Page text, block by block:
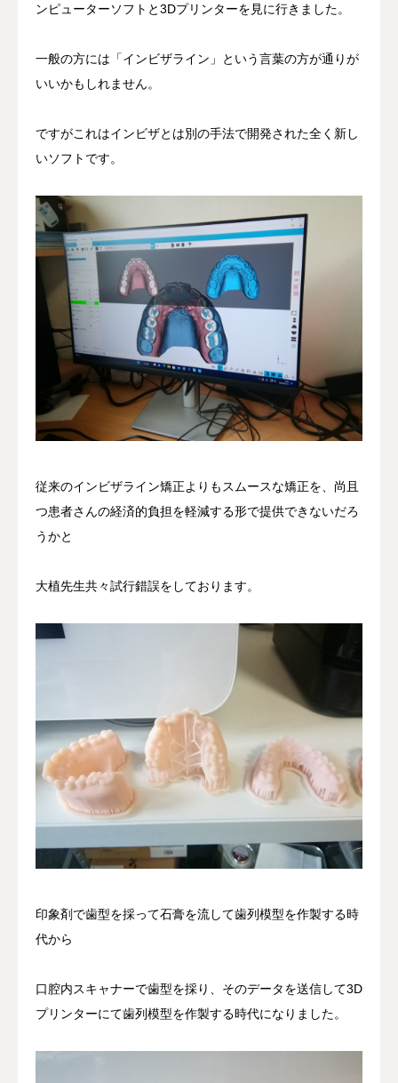
ンピューターソフトと3Dプリンターを見に行きました。
一般の方には「インビザライン」という言葉の方が通りが
いいかもしれません。
ですがこれはインビザとは別の手法で開発された全く新し
いソフトです。
従来のインビザライン矯正よりもスムースな矯正を、尚且
つ患者さんの経済的負担を軽減する形で提供できないだろ
うかと
大植先生共々試行錯誤をしております。
印象剤で歯型を採って石膏を流して歯列模型を作製する時
代から
口腔内スキャナーで歯型を採り、そのデータを送信して3D
プリンターにて歯列模型を作製する時代になりました。